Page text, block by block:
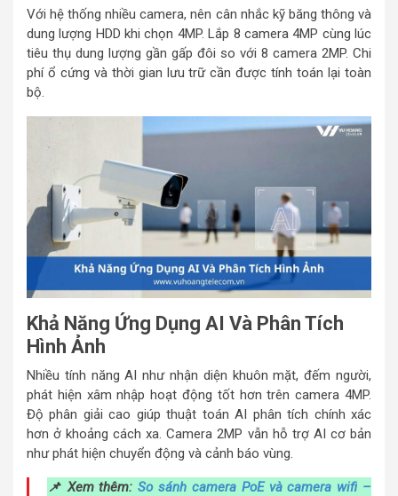
Với hệ thống nhiều camera, nên cân nhắc kỹ băng thông và
dung lượng HDD khi chọn 4MP. Lắp 8 camera 4MP cùng lúc
tiêu thụ dung lượng gần gấp đôi so với 8 camera 2MP. Chi
phí ổ cứng và thời gian lưu trữ cần được tính toán lại toàn
bộ.
Khả Năng Ứng Dụng AI Và Phân Tích
Hình Ảnh
Nhiều tính năng AI như nhận diện khuôn mặt, đếm người,
phát hiện xâm nhập hoạt động tốt hơn trên camera 4MP.
Độ phân giải cao giúp thuật toán AI phân tích chính xác
hơn ở khoảng cách xa. Camera 2MP vẫn hỗ trợ AI cơ bản
như phát hiện chuyển động và cảnh báo vùng.
📌 Xem thêm:So sánh camera PoE và camera wifi –